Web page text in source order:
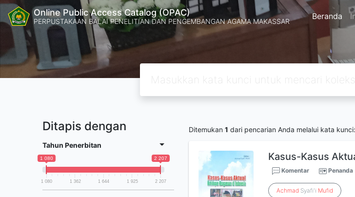
Online Public Access Catalog (OPAC)
PERPUSTAKAAN BALAI PENELITIAN DAN PENGEMBANGAN AGAMA MAKASSAR Beranda
Ditapis dengan
Tahun Penerbitan
1 080 2 207
1 080 1 362 1 644 1 925 2 207
Ditemukan 1 dari pencarian Anda melalui kata kunci:
Kasus-Kasus
Komentar Penanda
Achmad Syafi'i Mufid